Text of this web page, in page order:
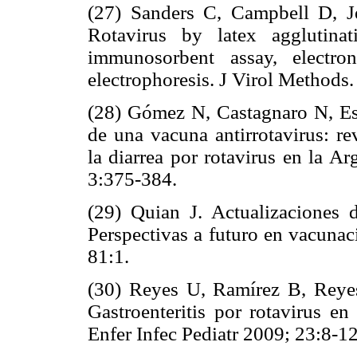
(27) Sanders C, Campbell D,
Rotavirus by latex
immunosorbent assay,
electrophoresis. J Virol
(28) Gómez N, Castagnaro N,
de una vacuna antirrotavirus:
la diarrea por rotavirus en la
3:375-384.
(29) Quian J. Actualizaciones
Perspectivas a futuro en
81:1.
(30) Reyes U, Ramírez B,
Gastroenteritis por rotavirus
Enfer Infec Pediatr 2009; 23:8-